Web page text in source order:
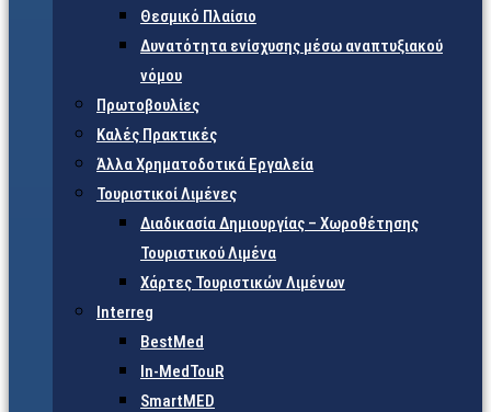
Θεσμικό Πλαίσιο
Δυνατότητα ενίσχυσης μέσω αναπτυξιακού
νόμου
Πρωτοβουλίες
Καλές Πρακτικές
Άλλα Χρηματοδοτικά Εργαλεία
Τουριστικοί Λιμένες
Διαδικασία Δημιουργίας – Χωροθέτησης
Τουριστικού Λιμένα
Χάρτες Τουριστικών Λιμένων
Interreg
BestMed
In-MedTouR
SmartMED